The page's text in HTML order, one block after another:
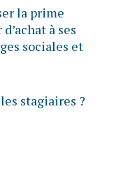
la prime
à ses
sociales et
stagiaires ?